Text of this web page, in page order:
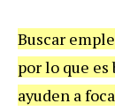
Buscar
por lo que
ayuden a